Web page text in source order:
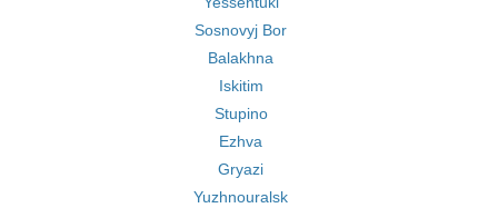
Sosnovyj Bor
Balakhna
Iskitim
Stupino
Ezhva
Gryazi
Yuzhnouralsk